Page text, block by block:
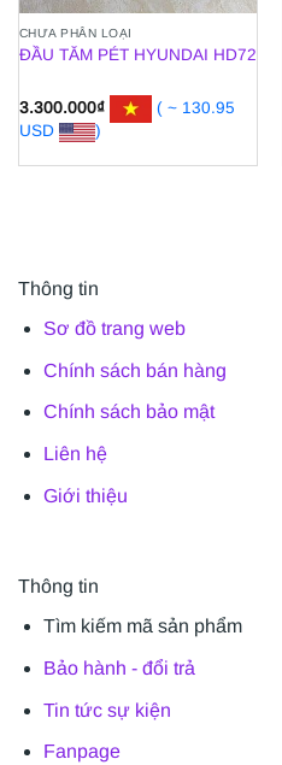
CHƯA PHÂN LOẠI
ĐẦU TĂM PÉT HYUNDAI HD72
3.300.000₫
( ~ 130.95
USD
)
Thông tin
Sơ đồ trang web
Chính sách bán hàng
Chính sách bảo mật
Liên hệ
Giới thiệu
Thông tin
Tìm kiếm mã sản phẩm
Bảo hành - đổi trả
Tin tức sự kiện
Fanpage